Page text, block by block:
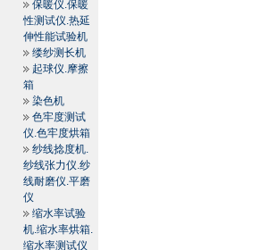
保暖仪.保暖
性测试仪.热延
伸性能试验机
缕纱测长机
起球仪.摩擦
箱
染色机
色牢度测试
仪.色牢度烘箱
纱线捻度机.
纱线张力仪.纱
线耐磨仪.平磨
仪
缩水率试验
机.缩水率烘箱.
缩水率测试仪